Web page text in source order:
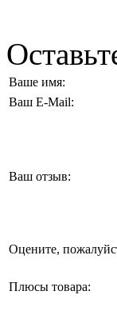
Ваше имя:
Ваш E-Mail:
Ваш отзыв:
Оцените,
Плюсы товара: